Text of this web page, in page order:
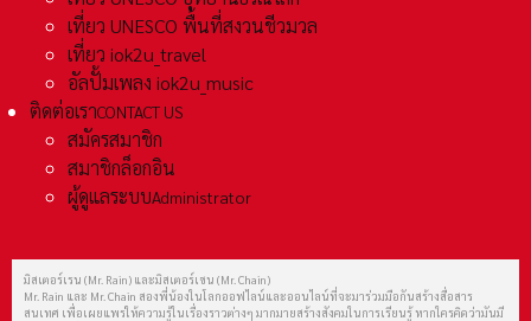
เที่ยว UNESCO พื้นที่สงวนชีวมวล
เที่ยว iok2u_travel
อัลปั้มเพลง iok2u_music
ติดต่อเราCONTACT US
สมัครสมาชิก
สมาชิกล็อกอิน
ผู้ดูแลระบบAdministrator
มิสเตอร์เรน (Mr. Rain) และมิสเตอร์เชน (Mr. Chain)
Mr. Rain และ Mr. Chain สองพี่น้องในโลกออฟไลน์และออนไลน์ที่จะมาร่วมมือกันสร้างสื่อสาร
สนเทศ เพื่อเผยแพร่ให้ความรู้ในเรื่องราวต่างๆ มากมายสร้างสังคมในการเรียนรู้ หากใครคิดว่ามันมี